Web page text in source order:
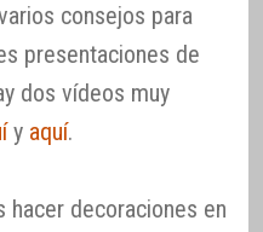
consejos para
presentaciones de
dos vídeos muy
y aquí.
hacer decoraciones en